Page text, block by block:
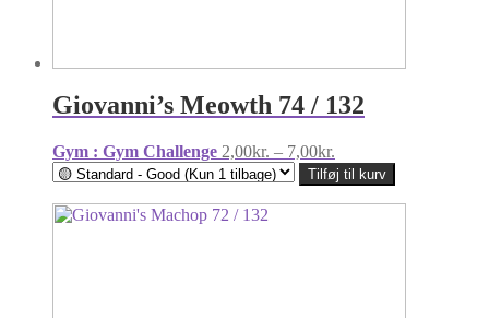
Giovanni’s Meowth 74 / 132
Gym : Gym Challenge 2,00kr. – 7,00kr.
2,00kr.
til
7,00kr.
Tilføj til kurv